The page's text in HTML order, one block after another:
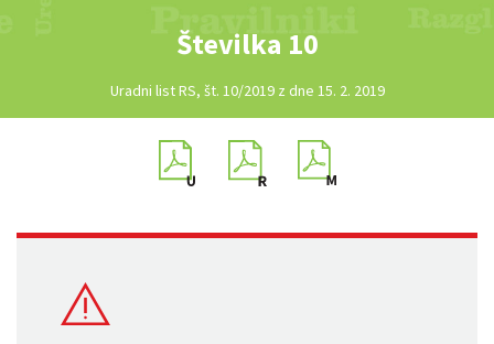
Številka 10
Uradni list RS, št. 10/2019 z dne 15. 2. 2019